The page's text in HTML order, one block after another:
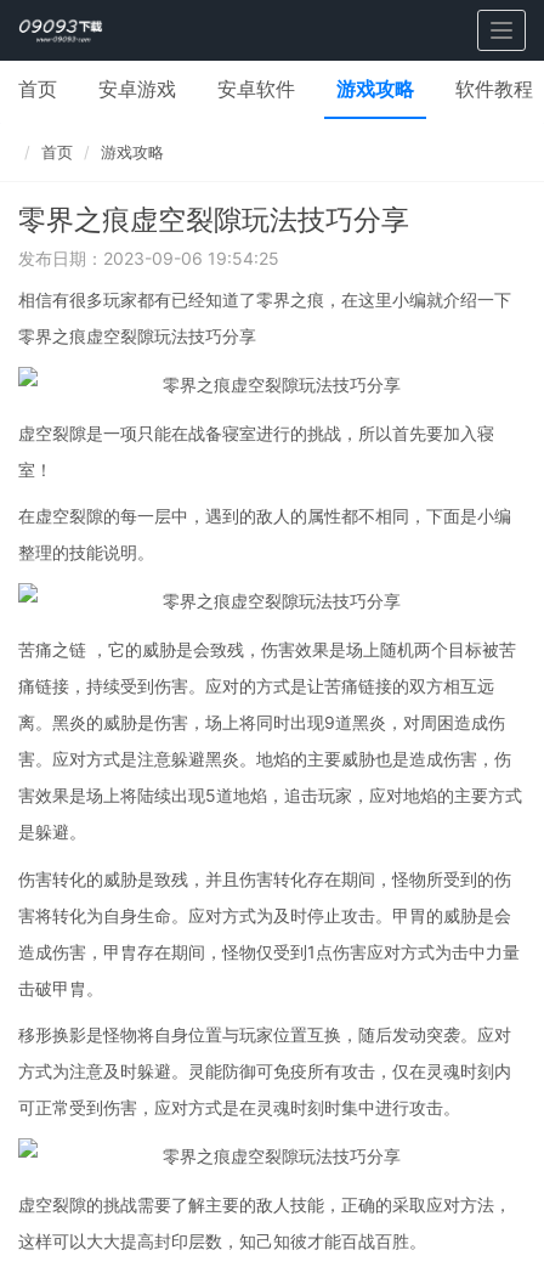
首页 安卓游戏 安卓软件 游戏攻略 软件教程
首页 游戏攻略
零界之痕虚空裂隙玩法技巧分享
发布日期：2023-09-06 19:54:25
相信有很多玩家都有已经知道了零界之痕，在这里小编就介绍一下
零界之痕虚空裂隙玩法技巧分享
虚空裂隙是一项只能在战备寝室进行的挑战，所以首先要加入寝
室！
在虚空裂隙的每一层中，遇到的敌人的属性都不相同，下面是小编
整理的技能说明。
苦痛之链 ，它的威胁是会致残，伤害效果是场上随机两个目标被苦
痛链接，持续受到伤害。应对的方式是让苦痛链接的双方相互远
离。黑炎的威胁是伤害，场上将同时出现9道黑炎，对周困造成伤
害。应对方式是注意躲避黑炎。地焰的主要威胁也是造成伤害，伤
害效果是场上将陆续出现5道地焰，追击玩家，应对地焰的主要方式
是躲避。
伤害转化的威胁是致残，并且伤害转化存在期间，怪物所受到的伤
害将转化为自身生命。应对方式为及时停止攻击。甲胃的威胁是会
造成伤害，甲胄存在期间，怪物仅受到1点伤害应对方式为击中力量
击破甲胄。
移形换影是怪物将自身位置与玩家位置互换，随后发动突袭。应对
方式为注意及时躲避。灵能防御可免疫所有攻击，仅在灵魂时刻内
可正常受到伤害，应对方式是在灵魂时刻时集中进行攻击。
虚空裂隙的挑战需要了解主要的敌人技能，正确的采取应对方法，
这样可以大大提高封印层数，知己知彼才能百战百胜。